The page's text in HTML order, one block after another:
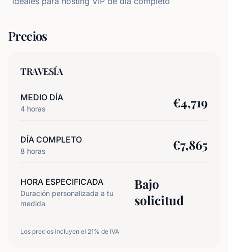
Precios
TRAVESÍA
MEDIO DÍA
4 horas €4,719
DÍA COMPLETO
8 horas €7,865
HORA ESPECIFICADA
Duración personalizada a tu
medida
Bajo
solicitud
Los precios incluyen el 21% de IVA